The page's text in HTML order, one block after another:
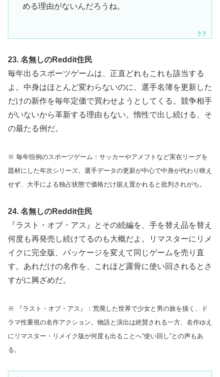
める理由がないんだろうね。
23. 名無しのReddit住民
毎年出るスポーツゲームは、正直どれもこれも該当する
よ。中身はほとんど変わらないのに、選手名簿を更新した
だけの新作を毎年定価で買わせようとしてくる。競争相手
がいないから革新する理由もない。惰性で出し続ける、そ
の最たる例だ。
※ 毎年恒例のスポーツゲーム：サッカーやアメフトなど実在リーグを
題材にした年次シリーズ。選手データの更新が中心で中身が代わり映え
せず、大手による独占状態で価格だけ据え置かれると批判されがち。
24. 名無しのReddit住民
『ラスト・オブ・アス』とその続編を、手を替え品を替え
何度も再発売し続けてるのも大概だよ。リマスターにリメ
イクに完全版、パッケージを変えて同じゲームを売り直
す。あれだけの名作を、これほど露骨に使い回されるとさ
すがに興ざめだ。
※ 『ラスト・オブ・アス』：荒廃した世界で少女と男の旅を描く、ド
ラマ性重視の名作アクション。物語と演出は絶賛される一方、名作ゆえ
にリマスター・リメイク版が何度も出ることへ“使い回し”との声もあ
る。